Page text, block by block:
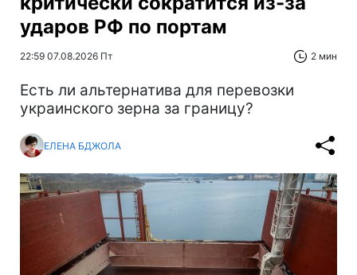
ударов РФ по портам
22:59 07.08.2026 Пт 2 мин
Есть ли альтернатива для перевозки
украинского зерна за границу?
ЕЛЕНА БДЖОЛА